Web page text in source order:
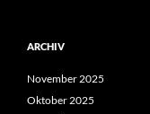
ARCHIV
November 2025
Oktober 2025